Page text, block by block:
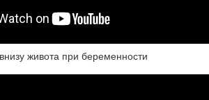
живота при беременности